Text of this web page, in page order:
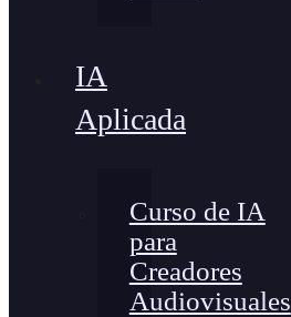
IA
Aplicada
Curso de IA
para
Creadores
Audiovisuales